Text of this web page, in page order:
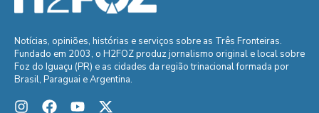
Notícias, opiniões, histórias e serviços sobre as Três Fronteiras.
Fundado em 2003, o H2FOZ produz jornalismo original e local sobre
Foz do Iguaçu (PR) e as cidades da região trinacional formada por
Brasil, Paraguai e Argentina.